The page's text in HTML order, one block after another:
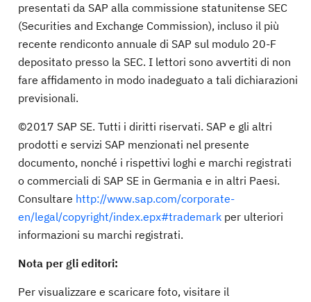
presentati da SAP alla commissione statunitense SEC
(Securities and Exchange Commission), incluso il più
recente rendiconto annuale di SAP sul modulo 20-F
depositato presso la SEC. I lettori sono avvertiti di non
fare affidamento in modo inadeguato a tali dichiarazioni
previsionali.
©2017 SAP SE. Tutti i diritti riservati. SAP e gli altri
prodotti e servizi SAP menzionati nel presente
documento, nonché i rispettivi loghi e marchi registrati
o commerciali di SAP SE in Germania e in altri Paesi.
Consultare http://www.sap.com/corporate-
en/legal/copyright/index.epx#trademark per ulteriori
informazioni su marchi registrati.
Nota per gli editori:
Per visualizzare e scaricare foto, visitare il